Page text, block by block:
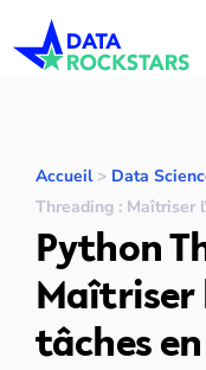
Accueil> Data
Threading : Maîtriser
Python
Maîtriser
tâches